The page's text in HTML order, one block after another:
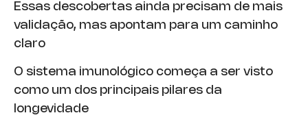
Essas descobertas ainda precisam de mais
validação, mas apontam para um caminho
claro
O sistema imunológico começa a ser visto
como um dos principais pilares da
longevidade